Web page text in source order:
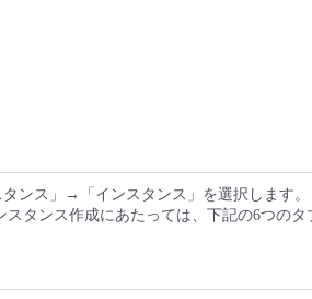
タンス」→「インスタンス」を選択します
タンス作成にあたっては、下記の6つのタ